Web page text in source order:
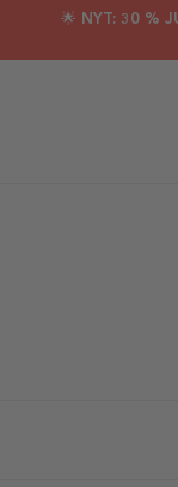
🌟 NYT: 30 %